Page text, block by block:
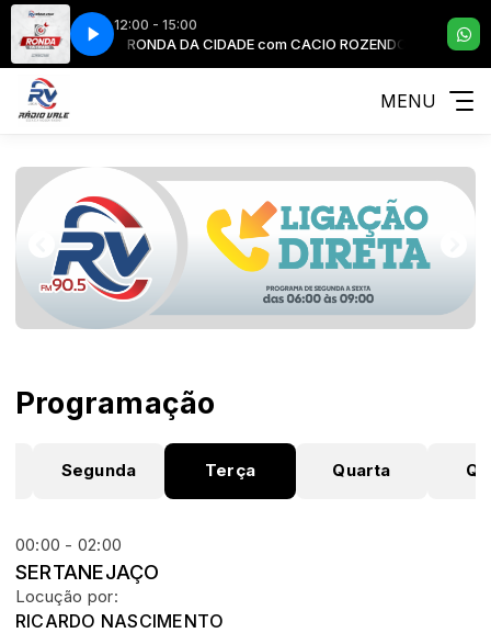
12:00 - 15:00
ROZENDO RONDA DA CIDADE com CACIO ROZENDO
MENU
Programação
Segunda Terça Quarta
00:00 - 02:00
SERTANEJAÇO
Locução por:
RICARDO NASCIMENTO